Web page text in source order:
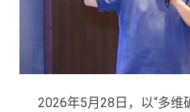
2026年5月28日，以“多维